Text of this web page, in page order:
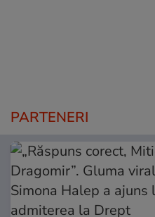
PARTENERI